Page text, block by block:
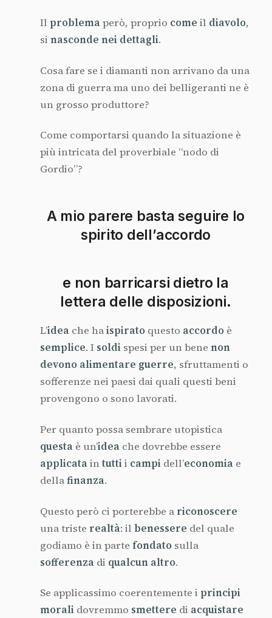
Il problemaperò, proprio come il diavolo,
si nasconde nei dettagli.
Cosa fare se i diamanti non arrivano da una
zona di guerra ma uno dei belligeranti ne è
un grosso produttore?
Come comportarsi quando la situazione è
più intricata del proverbiale “nodo di
Gordio”?
A mio parere basta seguire lo
spirito dell’accordo
e non barricarsi dietro la
lettera delle disposizioni.
L’idea che haispirato questo accordo è
semplice. I soldi spesi per un bene non
devono alimentare guerre, sfruttamenti o
sofferenze nei paesi dai quali questi beni
provengono o sono lavorati.
Per quanto possa sembrare utopistica
questa è un’idea che dovrebbe essere
applicataintuttii campi dell’economia e
dellafinanza.
Questo però ci porterebbe a riconoscere
una triste realtà: il benessere del quale
godiamo è in parte fondato sulla
sofferenza di qualcun altro.
Se applicassimo coerentemente i principi
morali dovremmo smettere di acquistare